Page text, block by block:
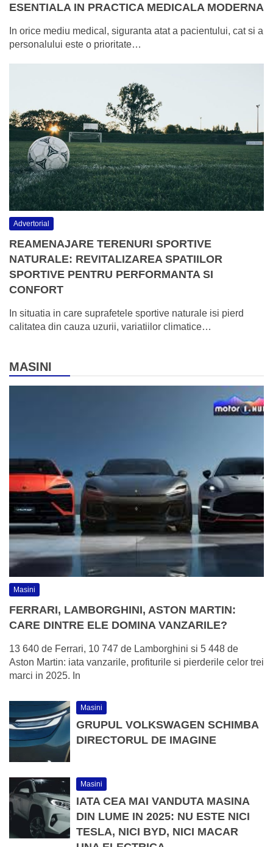
ESENTIALA IN PRACTICA MEDICALA MODERNA
In orice mediu medical, siguranta atat a pacientului, cat si a
personalului este o prioritate…
Advertorial
REAMENAJARE TERENURI SPORTIVE
NATURALE: REVITALIZAREA SPATIILOR
SPORTIVE PENTRU PERFORMANTA SI
CONFORT
In situatia in care suprafetele sportive naturale isi pierd
calitatea din cauza uzurii, variatiilor climatice…
MASINI
Masini
FERRARI, LAMBORGHINI, ASTON MARTIN:
CARE DINTRE ELE DOMINA VANZARILE?
13 640 de Ferrari, 10 747 de Lamborghini si 5 448 de
Aston Martin: iata vanzarile, profiturile si pierderile celor trei
marci in 2025. In
Masini
GRUPUL VOLKSWAGEN SCHIMBA
DIRECTORUL DE IMAGINE
Masini
IATA CEA MAI VANDUTA MASINA
DIN LUME IN 2025: NU ESTE NICI
TESLA, NICI BYD, NICI MACAR